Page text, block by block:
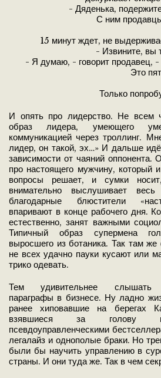
- Дяденька,
С ним
15 минут ждет, не
- Извините, вы
- Я думаю, - говорит продавец,
Это
Только
И опять про лидерство. Не всем
образ лидера, умеющего
коммуникацией через троллинг.
лидер, он такой, эх…» И дальше
зависимости от чаяний оппонента.
про настоящего мужчину, который
вопросы решает, и сумки
внимательно выслушивает
благодарные блюстители
впаривают в конце рабочего дня.
естественно, занят важными
Типичный образ супермена
выросшего из ботаника. Так там
не всех удачно пауки кусают или
трико одевать.
Тем удивительнее слышать
параграфы в бизнесе. Ну ладно
ранее хиповавшие на берегах
взявшиеся за голову
псевдоуправленческими
легалайз и однополые браки. Но
были бы научить управлению в
страны. И они туда же. Так в чем